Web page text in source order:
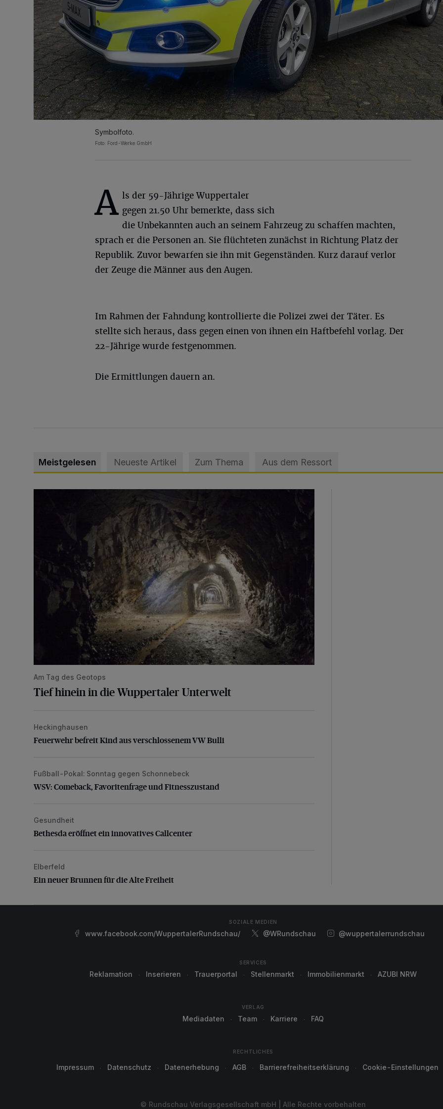
Symbolfoto.
Foto: Ford-Werke GmbH
A ls der 59-Jährige Wuppertaler
gegen 21.50 Uhr bemerkte, dass sich
die Unbekannten auch an seinem Fahrzeug zu schaffen machten,
sprach er die Personen an. Sie flüchteten zunächst in Richtung Platz der
Republik. Zuvor bewarfen sie ihn mit Gegenständen. Kurz darauf verlor
der Zeuge die Männer aus den Augen.
Im Rahmen der Fahndung kontrollierte die Polizei zwei der Täter. Es
stellte sich heraus, dass gegen einen von ihnen ein Haftbefehl vorlag. Der
22-Jährige wurde festgenommen.
Die Ermittlungen dauern an.
Meistgelesen Neueste Artikel Zum Thema Aus dem Ressort
Am Tag des Geotops
Tief hinein in die Wuppertaler Unterwelt
Feuerwehr befreit Kind aus verschlossenem VW Bulli
Heckinghausen
Feuerwehr befreit Kind aus verschlossenem VW Bulli
WSV: Comeback, Favoritenfrage und Fitnesszustand
Fußball-Pokal: Sonntag gegen Schonnebeck
WSV: Comeback, Favoritenfrage und Fitnesszustand
Bethesda eröffnet ein innovatives Callcenter
Gesundheit
Bethesda eröffnet ein innovatives Callcenter
Ein neuer Brunnen für die Alte Freiheit
Elberfeld
Ein neuer Brunnen für die Alte Freiheit
SOZIALE MEDIEN
www.facebook.com/WuppertalerRundschau/ @WRundschau @wuppertalerrundschau
SERVICES
Reklamation Inserieren Trauerportal Stellenmarkt Immobilienmarkt AZUBI NRW
VERLAG
Mediadaten Team Karriere FAQ
RECHTLICHES
Impressum Datenschutz Datenerhebung AGB Barrierefreiheitserklärung Cookie-Einstellungen
© Rundschau Verlagsgesellschaft mbH | Alle Rechte vorbehalten